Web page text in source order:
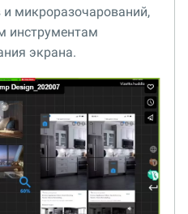
микроразочарований,
инструментам
экрана.